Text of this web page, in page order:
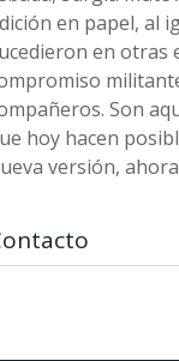
en papel, al
en otras
Son
hoy hacen
versión,